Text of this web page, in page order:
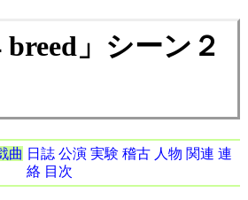
」シーン２
曲 日誌 公演 実験 稽古 人物 関連 連
絡 目次